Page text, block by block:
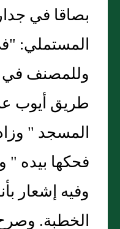
بصاقا في
المستملي:
وللمصنف في
طريق أيوب
المسجد "
فحكها بيده
وفيه إشعار
الخطبة.